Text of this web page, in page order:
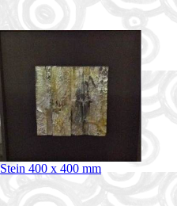
Stein 400 x 400 mm